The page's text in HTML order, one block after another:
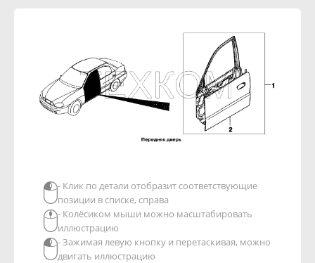
- Клик по детали отобразит соответствующие
позиции в списке, справа
- Колёсиком мыши можно масштабировать
иллюстрацию
- Зажимая левую кнопку и перетаскивая, можно
двигать иллюстрацию